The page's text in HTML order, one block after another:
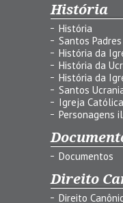
História
História
Santos Padres
História da
História da
História da
Santos
Igreja
Personagens
Documentos
Direito
Direito